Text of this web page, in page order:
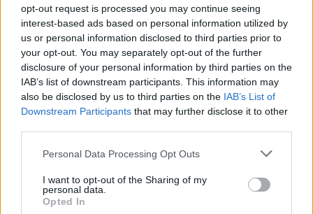
opt-out request is processed you may continue seeing
interest-based ads based on personal information utilized by
us or personal information disclosed to third parties prior to
your opt-out. You may separately opt-out of the further
disclosure of your personal information by third parties on the
IAB’s list of downstream participants. This information may
also be disclosed by us to third parties on the IAB’s List of
Downstream Participants that may further disclose it to other
Personal Data Processing Opt Outs
I want to opt-out of the Sharing of my
personal data.
Opted In
Žiūrimiausi įrašai
Vaizdai iš tragiškos avarijos Vilniaus r.: dviejų moterų ir
Žinios Lietuvos diena
00:00:57
Savaitės vidurys nusimato karštas: temperatūra kils iki